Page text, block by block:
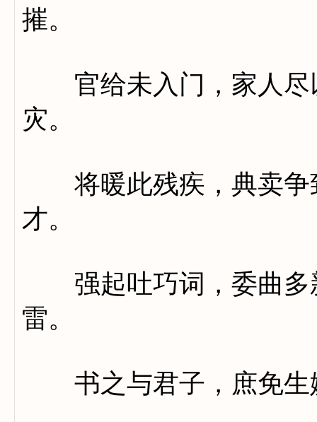
摧。
官给未入门，家人尽
灾。
将暖此残疾，典卖争
才。
强起吐巧词，委曲多
雷。
书之与君子，庶免生